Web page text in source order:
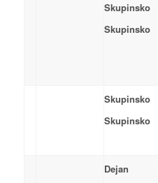
Skupinsko
Skupinsko
Skupinsko
Skupinsko
Dejan